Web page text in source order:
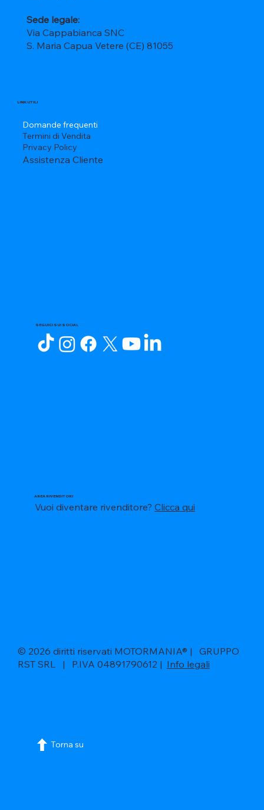
Sede legale:
Via Cappabianca SNC
S. Maria Capua Vetere (CE) 81055
LINK UTILI
Domande frequenti
Termini di Vendita
Privacy Policy
Assistenza Cliente
SEGUICI SUI SOCIAL
AREA RIVENDITORI
Vuoi diventare rivenditore?Clicca qui
© 2026 diritti riservati MOTORMANIA® | GRUPPO
RST SRL | P.IVA 04891790612 | Info legali
Torna su